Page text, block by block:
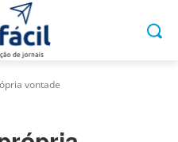
vontade